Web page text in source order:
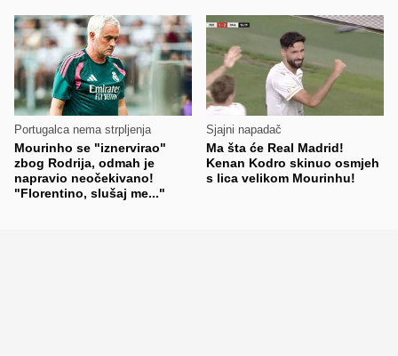
Portugalca nema strpljenja
Mourinho se "iznervirao"
zbog Rodrija, odmah je
napravio neočekivano!
"Florentino, slušaj me..."
Sjajni napadač
Ma šta će Real Madrid!
Kenan Kodro skinuo osmjeh
s lica velikom Mourinhu!